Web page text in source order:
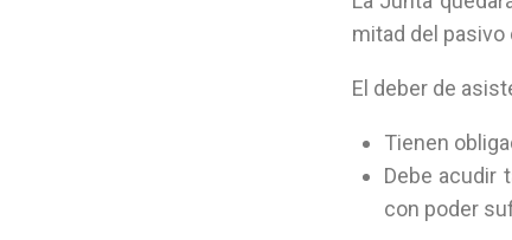
mitad del
El deber de
Tienen
Debe acudir
con poder